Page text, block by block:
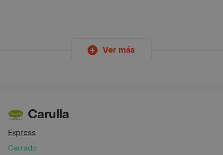
Ver más
Carulla
Express
Cerrado